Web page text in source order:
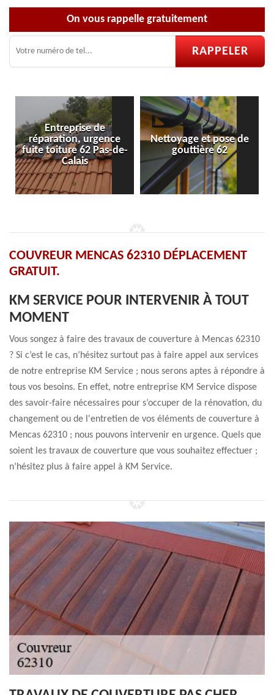
On vous rappelle gratuitement
Nettoyage et pose de
gouttière 62
Pose et réparation de
velux 62
COUVREUR MENCAS 62310 DÉPLACEMENT
GRATUIT.
KM SERVICE POUR INTERVENIR À TOUT
MOMENT
Vous songez à faire des travaux de couverture à Mencas 62310
? Si c’est le cas, n’hésitez surtout pas à faire appel aux services
de notre entreprise KM Service ; nous serons aptes à répondre à
tous vos besoins. En effet, notre entreprise KM Service dispose
des savoir-faire nécessaires pour s’occuper de la rénovation, du
changement ou de l'entretien de vos éléments de couverture à
Mencas 62310 ; nous pouvons intervenir en urgence. Quels que
soient les travaux de couverture que vous souhaitez effectuer ;
n’hésitez plus à faire appel à KM Service.